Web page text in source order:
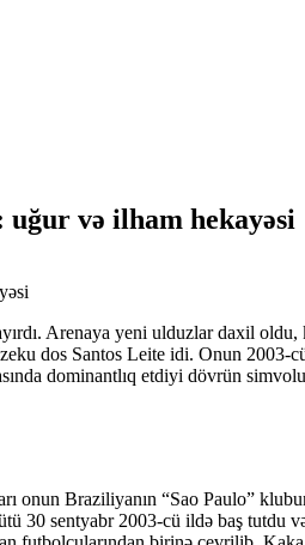
və ilham hekayəsi
Arenaya yeni ulduzlar daxil
dos Santos Leite idi. Onun
dominantlıq etdiyi dövrün
onun Braziliyanın “Sao Paulo”
30 sentyabr 2003-cü ildə baş tutdu